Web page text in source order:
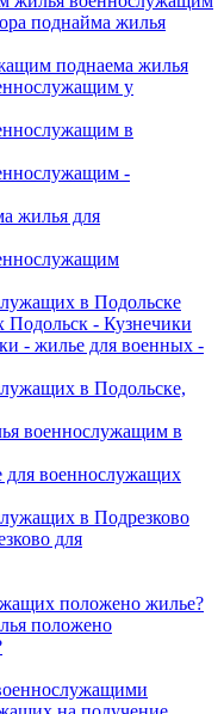
поднайма жилья
поднаема жилья
у
в
-
жилья для
в Подольске
- Кузнечики
- жилье для военных -
в Подольске,
военнослужащим в
военнослужащих
в Подрезково
для
положено жилье?
положено